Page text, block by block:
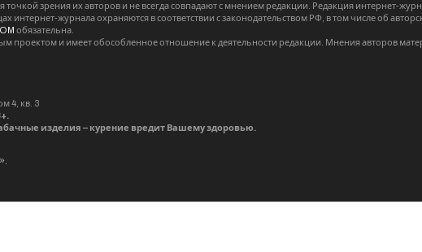
зрения их авторов и не всегда совпадают с мнением редакции. Редакция интернет-
интернет-журнала охраняются в соответствии с законодательством РФ, в том числе об
обязательна.
проектом и имеет обособленное отношение к деятельности редакции. Мнения авторов
4, кв. 3
изделия – курение вредит Вашему здоровью.